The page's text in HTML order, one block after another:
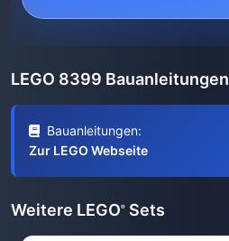
LEGO 8399 Bauanleitungen
Bauanleitungen:
Zur LEGO Webseite
Weitere LEGO® Sets